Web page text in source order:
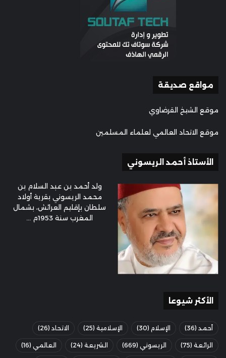
مواقع صديقة
موقع الشيخ القرضاوي
موقع الاتحاد العالمي لعلماء المسلمين
الأستاذ أحمد الريسوني
ولد أحمد بن عبد السلام بن
محمد الريسوني بقرية أولاد
سلطان بإقليم العرائش، بشمال
المغرب سنة 1953م ...
الأكثر شيوعا
أحمد (36) الإسلام (30) الإسلامية (25) الاتحاد (26)
الرائعة (75) الريسوني (669) الشريعة (24) العالمي (16)